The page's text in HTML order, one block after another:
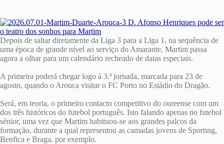
Depois de saltar diretamente da Liga 3 para a Liga 1, na sequência de
uma época de grande nível ao serviço do Amarante, Martim passa
agora a olhar para um calendário recheado de datas especiais.
A primeira poderá chegar logo à 3.ª jornada, marcada para 23 de
agosto, quando o Arouca visitar o FC Porto no Estádio do Dragão.
Será, em teoria, o primeiro contacto competitivo do oureense com um
dos três históricos do futebol português. Isto falando apenas no futebol
sénior, uma vez que Martim habituou-se aos grandes palcos da
formação, durante a qual representou as camadas jovens de Sporting,
Benfica e Braga, por exemplo.